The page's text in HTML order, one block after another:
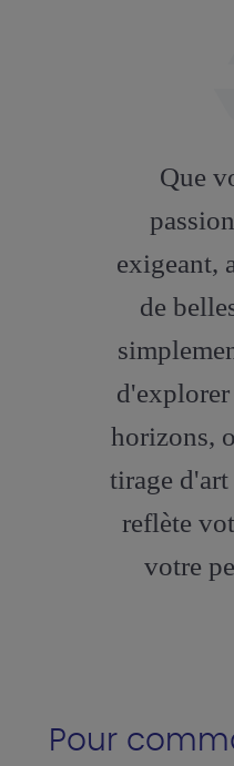
Que
exigeant,
de
horizons,
tirage
reflète
votre
Pour